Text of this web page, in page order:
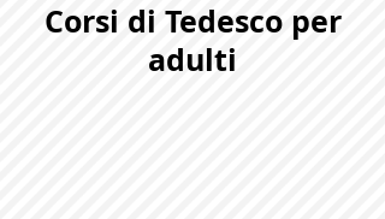
Corsi di Tedesco per
adulti